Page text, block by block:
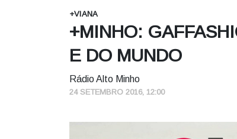
+VIANA
+MINHO:
E DO MUNDO
Rádio Alto Minho
24 SETEMBRO 2016, 12:00